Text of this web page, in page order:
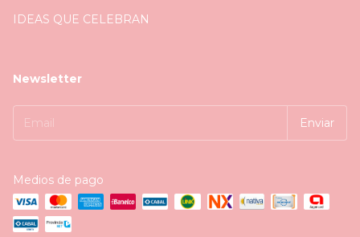
IDEAS QUE CELEBRAN
Newsletter
Medios de pago